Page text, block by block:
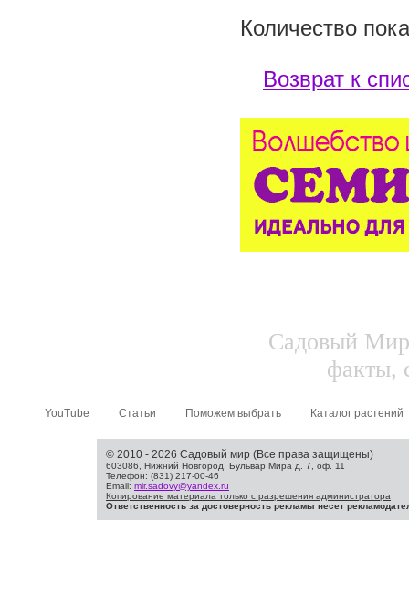
Количество
Возврат к
Садовый
факты,
YouTube Статьи Поможем выбрать Каталог растений
© 2010 - 2026 Садовый мир (Все права защищены)
603086, Нижний Новгород, Бульвар Мира д. 7, оф. 11
Телефон: (831) 217-00-46
Email: mir.sadovy@yandex.ru
Копирование материала только с разрешения администратора
Ответственность за достоверность рекламы несет